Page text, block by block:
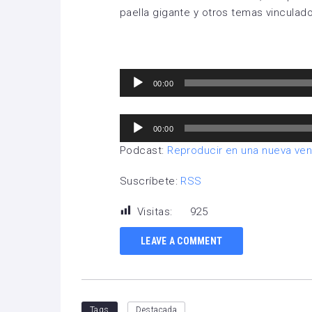
paella gigante y otros temas
Reproductor
00:00
Reproductor
audio
00:00
Podcast: Reproducir en una nueva
Suscríbete: RSS
Visitas: 925
LEAVE A COMMENT
Tags Destacada